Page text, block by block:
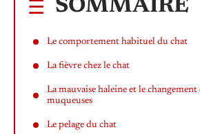
SOMMAIRE
Le comportement habituel du chat
La fièvre chez le chat
La mauvaise haleine et le changement
muqueuses
Le pelage du chat